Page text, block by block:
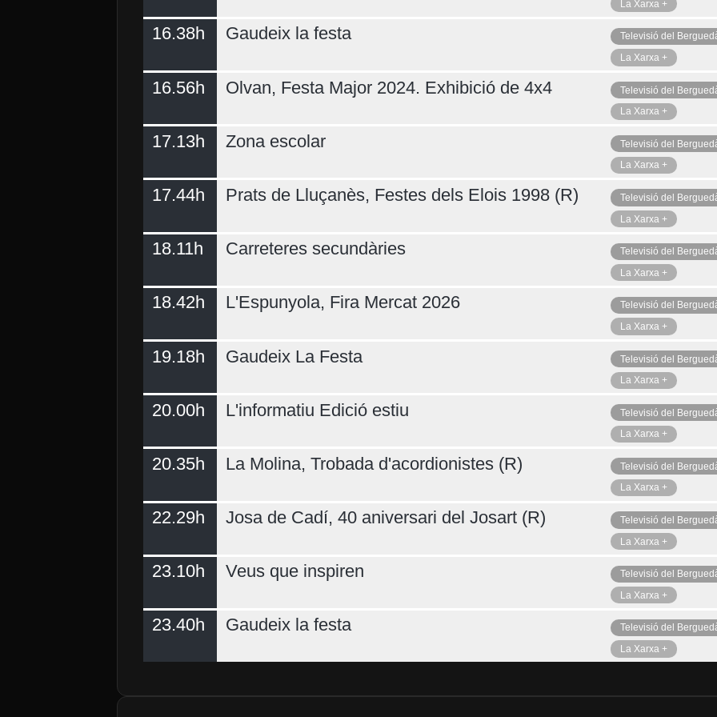
La Xarxa +
16.38h Gaudeix la festa
Televisió del
La Xarxa +
16.56h Olvan, Festa Major 2024. Exhibició de 4x4
Televisió del
La Xarxa +
17.13h Zona escolar
Televisió del
La Xarxa +
17.44h Prats de Lluçanès, Festes dels Elois 1998 (R)
Televisió del
La Xarxa +
18.11h Carreteres secundàries
Televisió del
La Xarxa +
18.42h L'Espunyola, Fira Mercat 2026
Televisió del
La Xarxa +
19.18h Gaudeix La Festa
Televisió del
La Xarxa +
20.00h L'informatiu Edició estiu
Televisió del
La Xarxa +
20.35h La Molina, Trobada d'acordionistes (R)
Televisió del
La Xarxa +
22.29h Josa de Cadí, 40 aniversari del Josart (R)
Televisió del
La Xarxa +
23.10h Veus que inspiren
Televisió del
La Xarxa +
23.40h Gaudeix la festa
Televisió del
La Xarxa +